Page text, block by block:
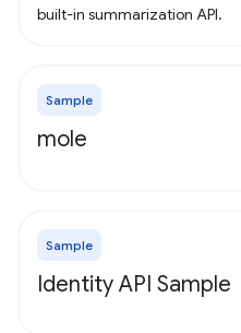
built-in summarization API.
Sample
mole
Sample
Identity API Sample